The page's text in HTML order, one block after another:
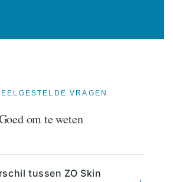
VRAGEN
om te weten
tussen ZO Skin